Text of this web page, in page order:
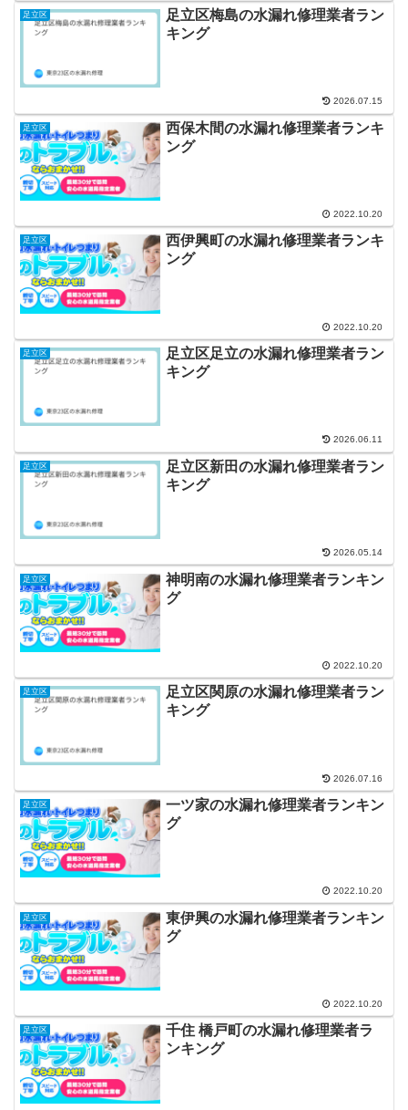
足立区
足立区梅島の水漏れ修理業者ラン
キング
2026.07.15
足立区
西保木間の水漏れ修理業者ランキ
ング
2022.10.20
足立区
西伊興町の水漏れ修理業者ランキ
ング
2022.10.20
足立区
足立区足立の水漏れ修理業者ラン
キング
2026.06.11
足立区
足立区新田の水漏れ修理業者ラン
キング
2026.05.14
足立区
神明南の水漏れ修理業者ランキン
グ
2022.10.20
足立区
足立区関原の水漏れ修理業者ラン
キング
2026.07.16
足立区
一ツ家の水漏れ修理業者ランキン
グ
2022.10.20
足立区
東伊興の水漏れ修理業者ランキン
グ
2022.10.20
足立区
千住 橋戸町の水漏れ修理業者ラ
ンキング